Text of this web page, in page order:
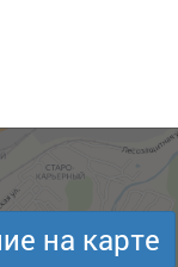
на карте